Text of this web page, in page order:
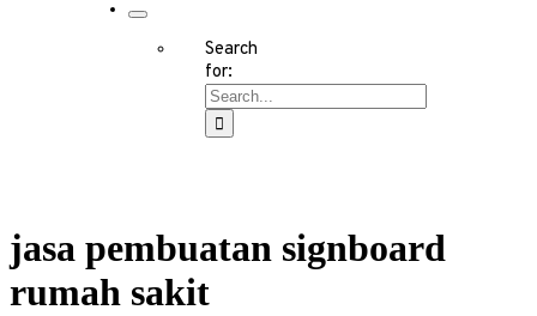
Search
for:
jasa pembuatan signboard
rumah sakit